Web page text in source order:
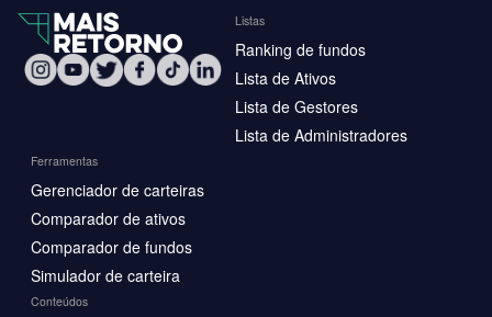
Listas
Ranking de fundos
Lista de Ativos
Lista de Gestores
Lista de Administradores
Ferramentas
Gerenciador de carteiras
Comparador de ativos
Comparador de fundos
Simulador de carteira
Conteúdos